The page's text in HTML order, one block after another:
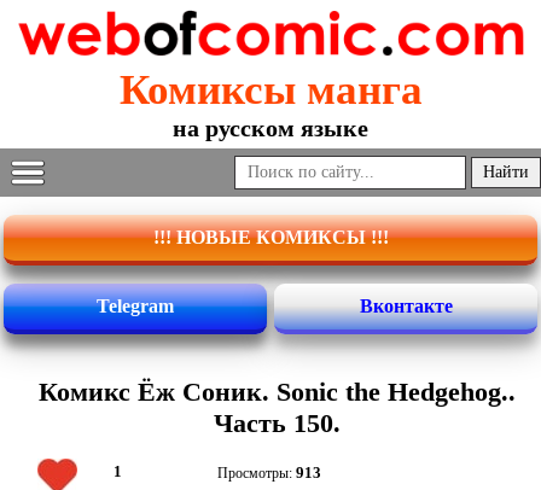
Комиксы манга
на русском языке
!!! НОВЫЕ КОМИКСЫ !!!
Telegram Вконтакте
Комикс Ёж Соник. Sonic the Hedgehog..
Часть 150.
1 Просмотры: 913